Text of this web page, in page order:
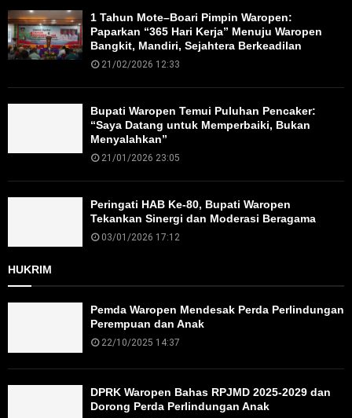
1 Tahun Mote–Boari Pimpin Waropen:
Paparkan “365 Hari Kerja” Menuju Waropen
Bangkit, Mandiri, Sejahtera Berkeadilan
21/02/2026 12:33
Bupati Waropen Temui Puluhan Pencaker:
“Saya Datang untuk Memperbaiki, Bukan
Menyalahkan”
21/01/2026 23:05
Peringati HAB Ke-80, Bupati Waropen
Tekankan Sinergi dan Moderasi Beragama
03/01/2026 17:12
HUKRIM
Pemda Waropen Mendesak Perda Perlindungan
Perempuan dan Anak
22/10/2025 14:37
DPRK Waropen Bahas RPJMD 2025-2029 dan
Dorong Perda Perlindungan Anak